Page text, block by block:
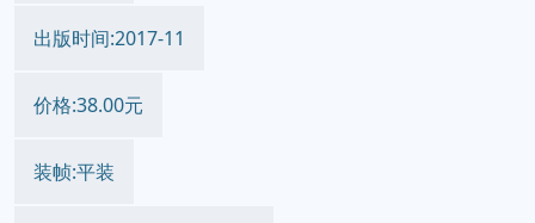
出版时间:2017-11
价格:38.00元
装帧:平装